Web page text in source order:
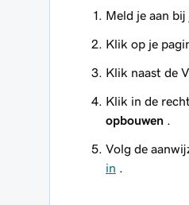
Meld je aan
Klik op je
Klik naast de
Klik in de
opbouwen
Volg de
in